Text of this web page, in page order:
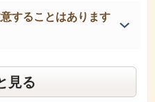
することはあります
見る